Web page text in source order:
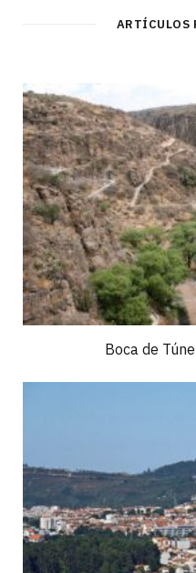
ARTÍCULOS
Boca de